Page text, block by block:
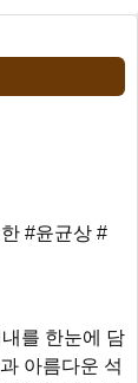
#윤균상 #
를 한눈에 담
아름다운 석